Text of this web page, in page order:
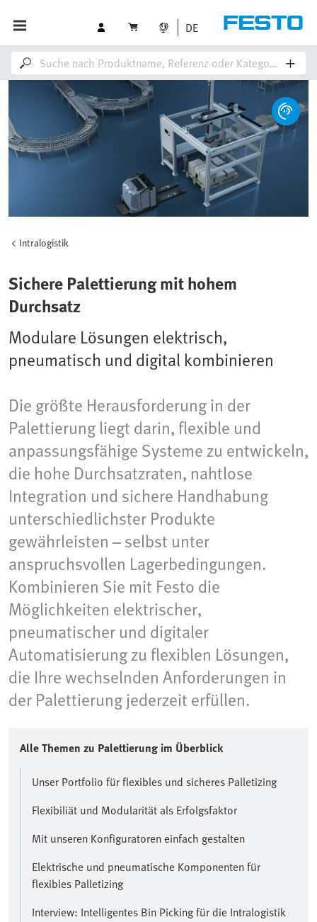
DE
Intralogistik
Sichere Palettierung mit hohem
Durchsatz
Modulare Lösungen elektrisch,
pneumatisch und digital kombinieren
Die größte Herausforderung in der
Palettierung liegt darin, flexible und
anpassungsfähige Systeme zu entwickeln,
die hohe Durchsatzraten, nahtlose
Integration und sichere Handhabung
unterschiedlichster Produkte
gewährleisten – selbst unter
anspruchsvollen Lagerbedingungen.
Kombinieren Sie mit Festo die
Möglichkeiten elektrischer,
pneumatischer und digitaler
Automatisierung zu flexiblen Lösungen,
die Ihre wechselnden Anforderungen in
der Palettierung jederzeit erfüllen.
Alle Themen zu Palettierung im Überblick
Unser Portfolio für flexibles und sicheres Palletizing
Flexibiliät und Modularität als Erfolgsfaktor
Mit unseren Konfiguratoren einfach gestalten
Elektrische und pneumatische Komponenten für
flexibles Palletizing
Interview: Intelligentes Bin Picking für die Intralogistik